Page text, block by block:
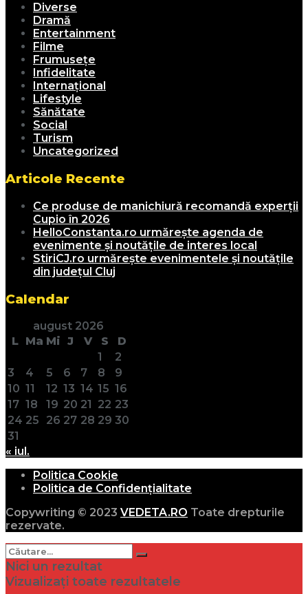
Diverse
Dramă
Entertainment
Filme
Frumusețe
Infidelitate
Internațional
Lifestyle
Sănătate
Social
Turism
Uncategorized
Articole Recente
Ce produse de manichiură recomandă experții
Cupio în 2026
HelloConstanta.ro urmărește agenda de
evenimente și noutățile de interes local
StiriCJ.ro urmărește evenimentele și noutățile
din județul Cluj
Calendar
august 2026
L Ma Mi J V S
D
1
2
3
4 5 6 7 8
9
10 11 12 13 14 15 16
17 18 19 20 21 22 23
24 25 26 27 28 29 30
31
« iul.
Politica Cookie
Politica de Confidențialitate
Copywriting © 2023 VEDETA.RO Toate drepturile
rezervate.
Nici un rezultat
Vizualizați toate rezultatele